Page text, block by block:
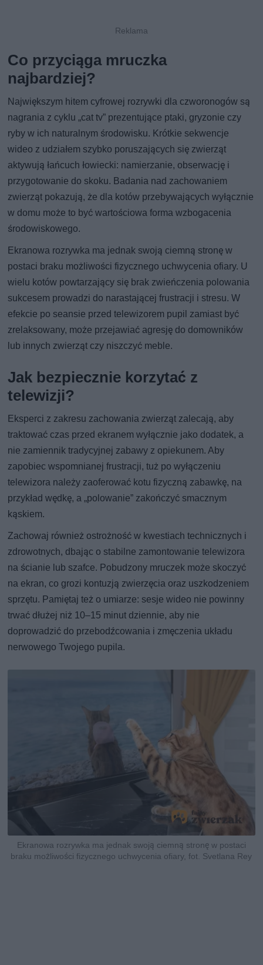
Co przyciąga mruczka
najbardziej?
Największym hitem cyfrowej rozrywki dla czworonogów są
nagrania z cyklu „cat tv” prezentujące ptaki, gryzonie czy
ryby w ich naturalnym środowisku. Krótkie sekwencje
wideo z udziałem szybko poruszających się zwierząt
aktywują łańcuch łowiecki: namierzanie, obserwację i
przygotowanie do skoku. Badania nad zachowaniem
zwierząt pokazują, że dla kotów przebywających wyłącznie
w domu może to być wartościowa forma wzbogacenia
środowiskowego.
Ekranowa rozrywka ma jednak swoją ciemną stronę w
postaci braku możliwości fizycznego uchwycenia ofiary. U
wielu kotów powtarzający się brak zwieńczenia polowania
sukcesem prowadzi do narastającej frustracji i stresu. W
efekcie po seansie przed telewizorem pupil zamiast być
zrelaksowany, może przejawiać agresję do domowników
lub innych zwierząt czy niszczyć meble.
Jak bezpiecznie korzytać z
telewizji?
Eksperci z zakresu zachowania zwierząt zalecają, aby
traktować czas przed ekranem wyłącznie jako dodatek, a
nie zamiennik tradycyjnej zabawy z opiekunem. Aby
zapobiec wspomnianej frustracji, tuż po wyłączeniu
telewizora należy zaoferować kotu fizyczną zabawkę, na
przykład wędkę, a „polowanie” zakończyć smacznym
kąskiem.
Zachowaj również ostrożność w kwestiach technicznych i
zdrowotnych, dbając o stabilne zamontowanie telewizora
na ścianie lub szafce. Pobudzony mruczek może skoczyć
na ekran, co grozi kontuzją zwierzęcia oraz uszkodzeniem
sprzętu. Pamiętaj też o umiarze: sesje wideo nie powinny
trwać dłużej niż 10–15 minut dziennie, aby nie
doprowadzić do przebodźcowania i zmęczenia układu
nerwowego Twojego pupila.
Ekranowa rozrywka ma jednak swoją ciemną stronę w postaci
braku możliwości fizycznego uchwycenia ofiary, fot. Svetlana Rey